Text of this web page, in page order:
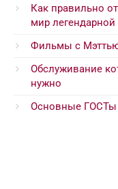
Как правильно
мир легендарной
Фильмы с Мэттью
Обслуживание
нужно
Основные ГОСТы